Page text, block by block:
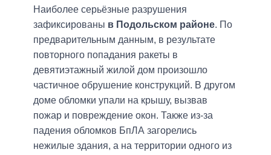
Наиболее серьёзные разрушения
зафиксированы в Подольском районе. По
предварительным данным, в результате
повторного попадания ракеты в
девятиэтажный жилой дом произошло
частичное обрушение конструкций. В другом
доме обломки упали на крышу, вызвав
пожар и повреждение окон. Также из-за
падения обломков БпЛА загорелись
нежилые здания, а на территории одного из